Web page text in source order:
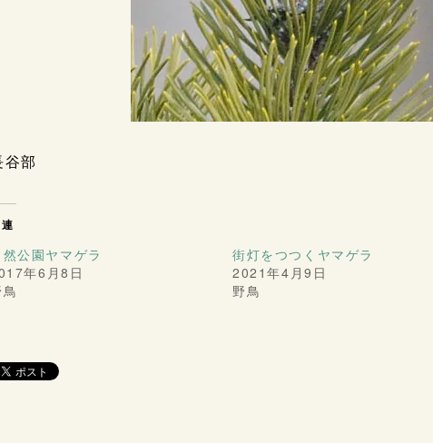
谷部
公園ヤマゲラ
年6月8日
街灯をつつくヤマゲラ
2021年4月9日
野鳥